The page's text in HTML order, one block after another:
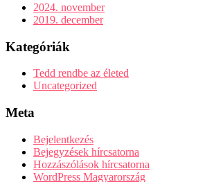
2024. november
2019. december
Kategóriák
Tedd rendbe az életed
Uncategorized
Meta
Bejelentkezés
Bejegyzések hírcsatorna
Hozzászólások hírcsatorna
WordPress Magyarország